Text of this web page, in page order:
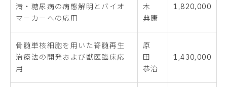
満・糖尿病の病態解明とバイオ
マーカーへの応用
木
典康
1,820,000
骨髄単核細胞を用いた脊髄再生
治療法の開発および獣医臨床応
用
原
田
恭治
1,430,000